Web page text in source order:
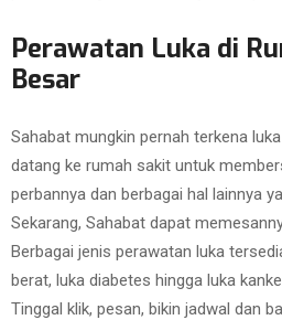
Perawatan Luka di
Besar
Sahabat mungkin pernah terkena
datang ke rumah sakit untuk
perbannya dan berbagai hal lainnya
Sekarang, Sahabat dapat
Berbagai jenis perawatan luka
berat, luka diabetes hingga luka
Tinggal klik, pesan, bikin jadwal dan